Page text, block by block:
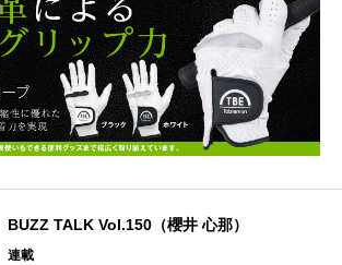
BUZZ TALK Vol.150（櫻井 心那）
連載